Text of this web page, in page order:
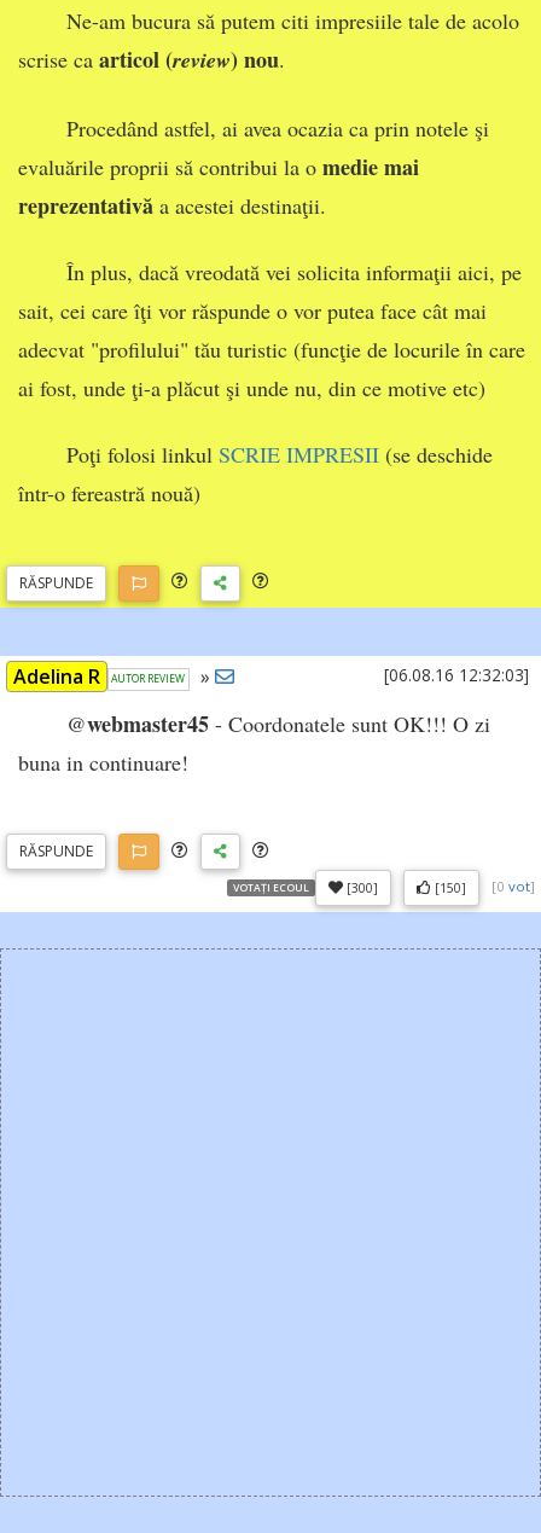
Ne-am bucura să putem citi impresiile tale de acolo
scrise ca articol (review) nou.
Procedând astfel, ai avea ocazia ca prin notele şi
evaluările proprii să contribui la o medie mai
reprezentativă a acestei destinaţii.
În plus, dacă vreodată vei solicita informaţii aici, pe
sait, cei care îţi vor răspunde o vor putea face cât mai
adecvat "profilului" tău turistic (funcţie de locurile în care
ai fost, unde ţi-a plăcut şi unde nu, din ce motive etc)
Poţi folosi linkul SCRIE IMPRESII (se deschide
într-o fereastră nouă)
RĂSPUNDE
Adelina R AUTOR REVIEW [06.08.16 12:32:03]
»
@webmaster45 - Coordonatele sunt OK!!! O zi
buna in continuare!
RĂSPUNDE
VOTAȚI ECOUL [300] [150] [0 vot]